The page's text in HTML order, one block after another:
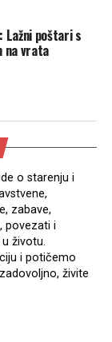
Lažni poštari s
na vrata
o starenju i
zabave,
povezati i
životu.
i potičemo
živite